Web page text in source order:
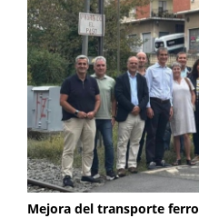
Mejora del transporte